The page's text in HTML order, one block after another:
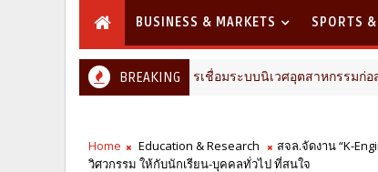
BUSINESS & MARKETS SPORTS
BREAKING
เทนต์-นิทรรศการเชื่อมระบบนิเวศอุตสาหกรรมก่อสร้าง
Home Education & Research
สจล.จัดงาน “K-
วิศวกรรม ให้กับนักเรียน-บุคคลทั่วไป ที่สนใจ